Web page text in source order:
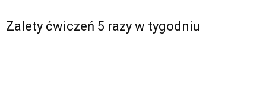
Zalety ćwiczeń 5 razy w tygodniu